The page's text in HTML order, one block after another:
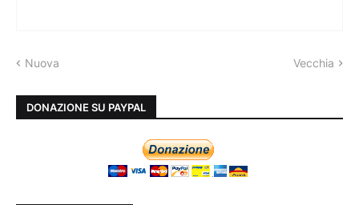
Nuova Vecchia
DONAZIONE SU PAYPAL